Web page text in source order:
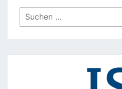
Suchen
nach: